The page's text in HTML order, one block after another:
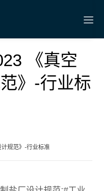
《真空
》-行业标
规范》-行业标准